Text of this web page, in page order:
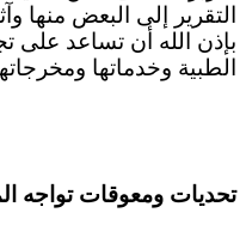
التقرير إلى البعض منها
بإذن الله أن تساعد على
الطبية وخدماتها
تحديات ومعوقات تواجه